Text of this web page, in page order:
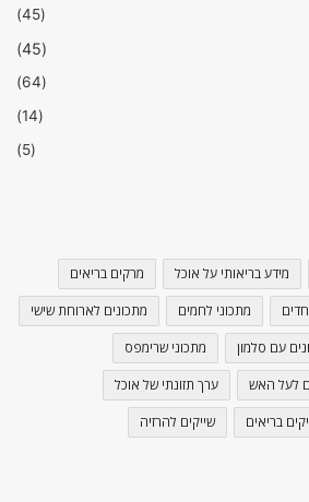
(45)
(45)
(64)
(14)
(5)
מידע בריאותי על אוכל מרקים בריאים
מתכוני לחמים מתכונים לארוחת שישי
עם סלמון מתכוני שרימפס
לעל האש ערך תזונתי של אוכל
בריאים שייקים להרזיה